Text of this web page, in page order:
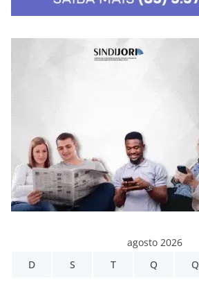
agosto 2026
D
S T Q Q